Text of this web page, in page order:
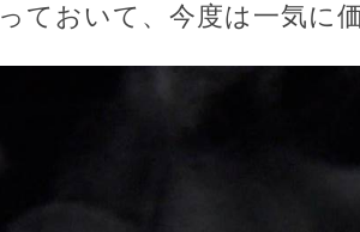
っておいて、今度は一気に